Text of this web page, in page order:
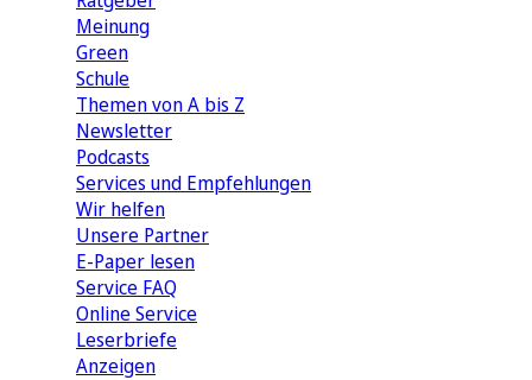
Meinung
Green
Schule
Themen von A bis Z
Newsletter
Podcasts
Services und Empfehlungen
Wir helfen
Unsere Partner
E-Paper lesen
Service FAQ
Online Service
Leserbriefe
Anzeigen